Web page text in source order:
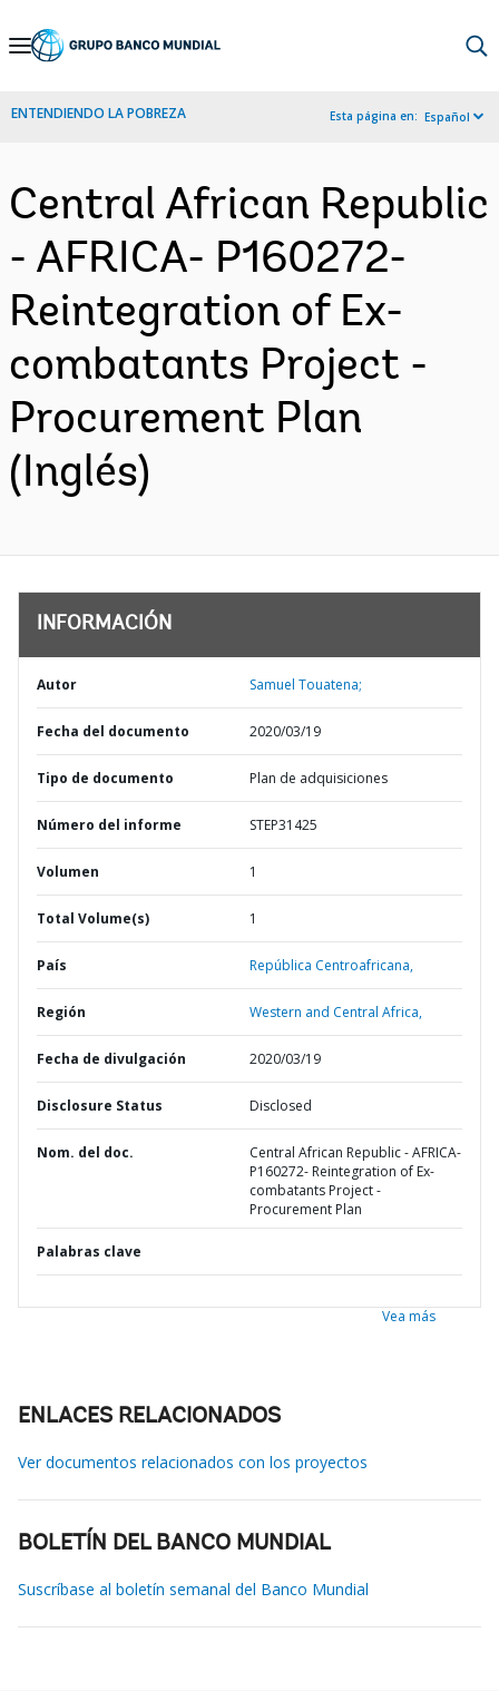
Skip
Navigation
ENTENDIENDO LA POBREZA Esta página en: Español
Central African Republic
- AFRICA- P160272-
Reintegration of Ex-
combatants Project -
Procurement Plan
(Inglés)
INFORMACIÓN
Autor Samuel Touatena;
Fecha del documento 2020/03/19
Tipo de documento Plan de adquisiciones
Número del informe STEP31425
Volumen 1
Total Volume(s) 1
País República Centroafricana,
Región Western and Central Africa,
Fecha de divulgación 2020/03/19
Disclosure Status Disclosed
Nom. del doc.
Central African Republic - AFRICA-
P160272- Reintegration of Ex-
combatants Project -
Procurement Plan
Palabras clave
Vea más
ENLACES RELACIONADOS
Ver documentos relacionados con los proyectos
BOLETÍN DEL BANCO MUNDIAL
Suscríbase al boletín semanal del Banco Mundial